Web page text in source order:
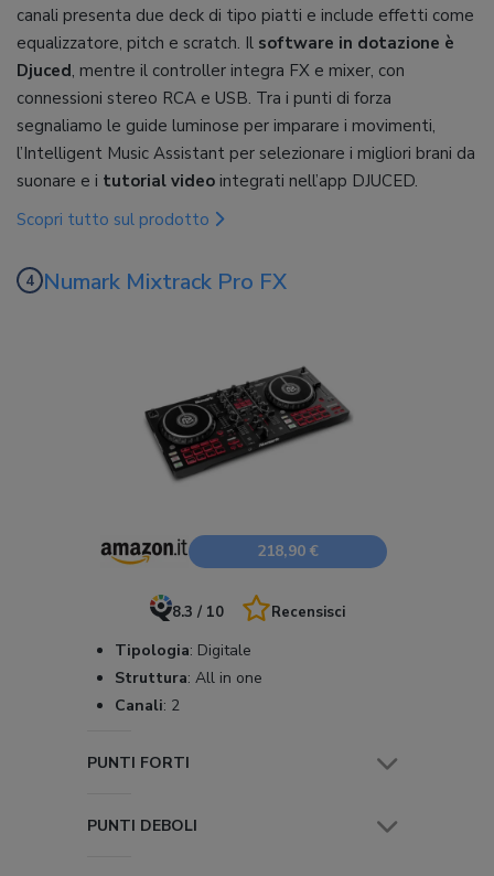
canali presenta due deck di tipo piatti e include effetti come
equalizzatore, pitch e scratch. Il software in dotazione è
Djuced, mentre il controller integra FX e mixer, con
connessioni stereo RCA e USB. Tra i punti di forza
segnaliamo le guide luminose per imparare i movimenti,
l’Intelligent Music Assistant per selezionare i migliori brani da
suonare e i tutorial video integrati nell’app DJUCED.
Scopri tutto sul prodotto
Numark Mixtrack Pro FX
218,90 €
8.3 / 10 Recensisci
Tipologia: Digitale
Struttura: All in one
Canali: 2
PUNTI FORTI
PUNTI DEBOLI